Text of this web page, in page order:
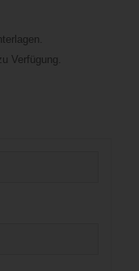
Verfügung.